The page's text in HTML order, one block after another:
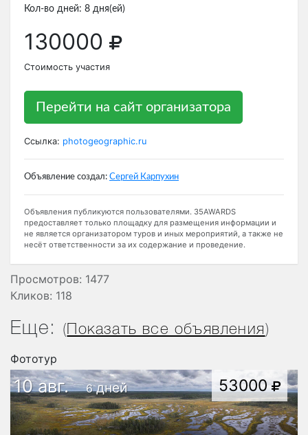
Кол-во дней: 8 дня(ей)
130000
Стоимость участия
Перейти на сайт организатора
Ссылка: photogeographic.ru
Объявление создал: Сергей Карпухин
Объявления публикуются пользователями. 35AWARDS
предоставляет только площадку для размещения информации и
не является организатором туров и иных мероприятий, а также не
несёт ответственности за их содержание и проведение.
Просмотров: 1477
Кликов: 118
Еще: ( Показать все объявления )
Фототур
53000
10 авг. 6дней